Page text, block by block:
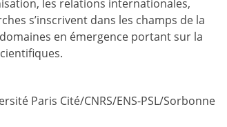
les relations internationales,
s’inscrivent dans les champs de la
en émergence portant sur la
Paris Cité/CNRS/ENS-PSL/Sorbonne